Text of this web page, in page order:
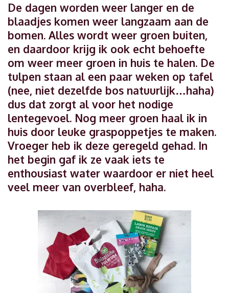
De dagen worden weer langer en de
blaadjes komen weer langzaam aan de
bomen. Alles wordt weer groen buiten,
en daardoor krijg ik ook echt behoefte
om weer meer groen in huis te halen. De
tulpen staan al een paar weken op tafel
(nee, niet dezelfde bos natuurlijk…haha)
dus dat zorgt al voor het nodige
lentegevoel. Nog meer groen haal ik in
huis door leuke graspoppetjes te maken.
Vroeger heb ik deze geregeld gehad. In
het begin gaf ik ze vaak iets te
enthousiast water waardoor er niet heel
veel meer van overbleef, haha.